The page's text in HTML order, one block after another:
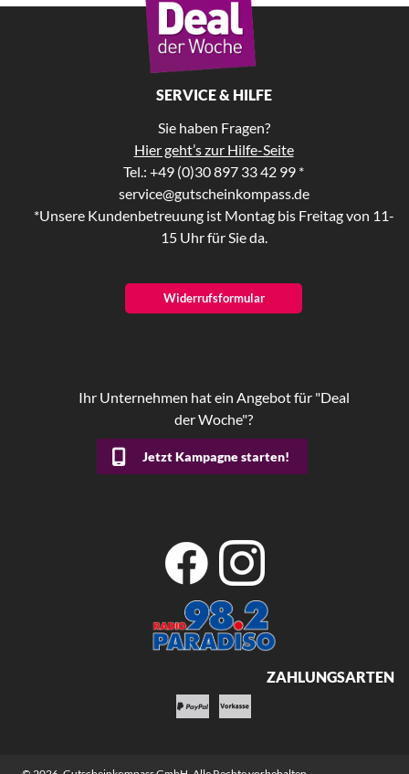
SERVICE & HILFE
Sie haben Fragen?
Hier geht’s zur Hilfe-Seite
Tel.: +49 (0)30 897 33 42 99 *
service@gutscheinkompass.de
*Unsere Kundenbetreuung ist Montag bis Freitag von 11-
15 Uhr für Sie da.
Widerrufsformular
Ihr Unternehmen hat ein Angebot für "Deal
der Woche"?
Jetzt Kampagne starten!
ZAHLUNGSARTEN